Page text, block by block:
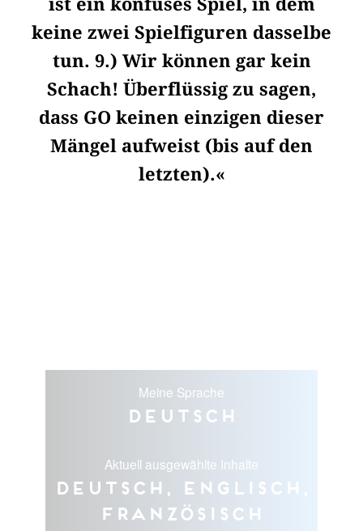
keine zwei Spielfiguren dasselbe
tun. 9.) Wir können gar kein
Schach! Überflüssig zu sagen,
dass GO keinen einzigen dieser
Mängel aufweist (bis auf den
letzten).«
Meine Sprache
Deutsch
Aktuell ausgewählte Inhalte
Deutsch, Englisch,
Französisch